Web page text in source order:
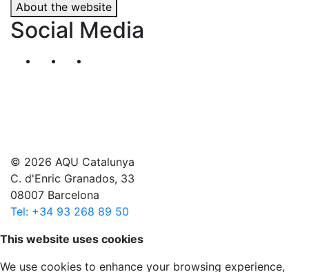
About the website
Social Media
Segueix-nos al nostre canal de Twitter
© 2026 AQU Catalunya
C. d'Enric Granados, 33
08007 Barcelona
Tel: +34 93 268 89 50
Scroll to top
This website uses cookies
We use cookies to enhance your browsing experience,